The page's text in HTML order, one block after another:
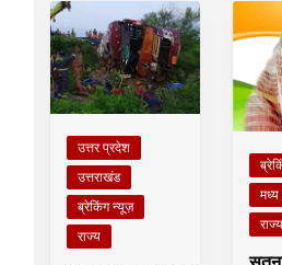
उत्तर प्रदेश
उत्तराखंड
ब्रेकिंग न्यूज़
राज्य
राज्य